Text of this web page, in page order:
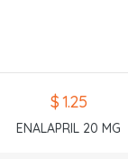
$ 1.25
ENALAPRIL 20 MG